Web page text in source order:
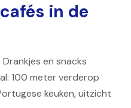
in de
en snacks
100 meter verderop
keuken, uitzicht